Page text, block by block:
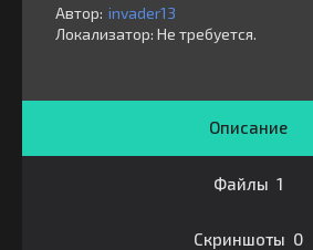
Автор: invader13
Локализатор: ⁣⁣⁣Не требуется.
Описание
Файлы 1
Скриншоты 0